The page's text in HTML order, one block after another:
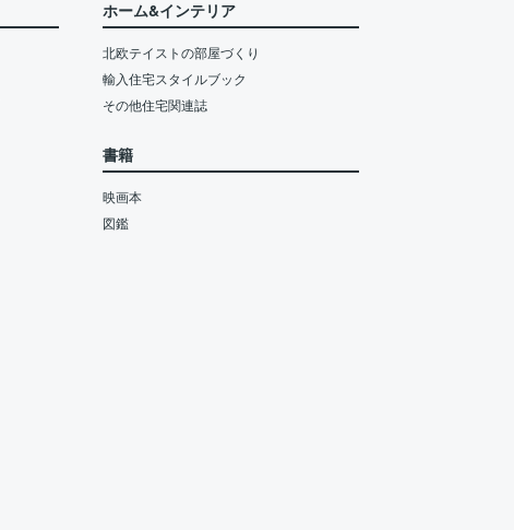
ホーム&インテリア
北欧テイストの部屋づくり
輸入住宅スタイルブック
その他住宅関連誌
書籍
映画本
図鑑